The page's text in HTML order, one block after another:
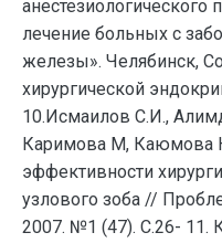
анестезиологического
лечение больных с
железы». Челябинск,
хирургической
10.Исмаилов С.И.,
Каримова М, Каюмова
эффективности
узлового зоба //
2007. №1 (47). С.26- 11.